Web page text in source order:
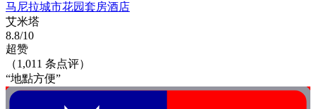
马尼拉城市花园套房酒店
艾米塔
8.8/10
超赞
（1,011 条点评）
“地點方便”